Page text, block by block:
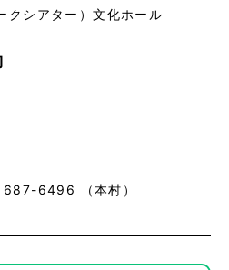
クシアター）文化ホール
6496 （本村）